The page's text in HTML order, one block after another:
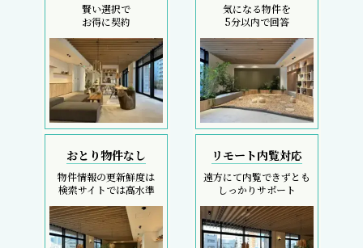
賢い選択で
お得に契約
気になる物件を
5分以内で回答
おとり物件なし
物件情報の更新鮮度は
検索サイトでは高水準
リモート内覧対応
遠方にて内覧できずとも
しっかりサポート